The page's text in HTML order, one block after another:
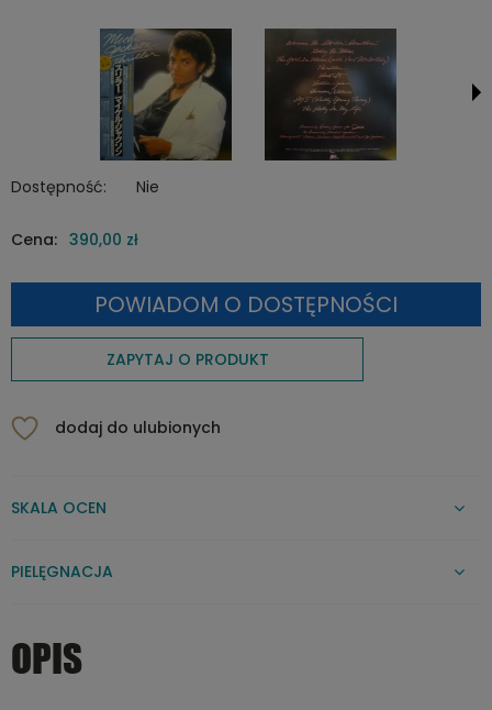
Dostępność: Nie
Cena: 390,00 zł
POWIADOM O DOSTĘPNOŚCI
ZAPYTAJ O PRODUKT
dodaj do ulubionych
SKALA OCEN
PIELĘGNACJA
OPIS